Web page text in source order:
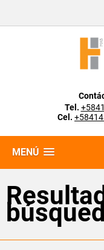
Tel.
Cel.
MENÚ